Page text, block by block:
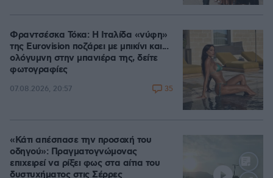
Φραντσέσκα Τόκα: Η Ιταλίδα «νύφη»
της Eurovision ποζάρει με μπικίνι και...
ολόγυμνη στην μπανιέρα της, δείτε
φωτογραφίες
07.08.2026, 20:57 35
«Κάτι απέσπασε την προσοχή του
οδηγού»: Πραγματογνώμονας
επιχειρεί να ρίξει φως στα αίτια του
δυστυχήματος στις Σέρρες